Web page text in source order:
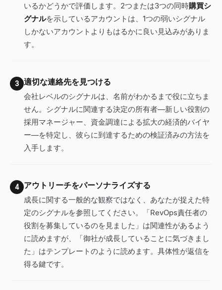
いるかどうかで評価します。2つまたは3つの同時購買シ
グナルを示しているアカウントは、1つの弱いシグナル
しかないアカウントよりもはるかに良い見込みがありま
す。
3 適切な連絡先を見つける
会社レベルのシグナルは、名前がわかるまで役に立ちま
せん。シグナルに関連する決定の所有者—新しい役割の
採用マネージャー、資金調達による拡大の経済的バイヤ
ー—を特定し、彼らに到達するための検証済みの方法を
入手します。
4 アウトリーチをパーソナライズする
成長に関する一般的な観察ではなく、あなたが捉えた特
定のシグナルを参照してください。「RevOps責任者の
役割を募集しているのを見ました」は関連性があるよう
に読めますが、「御社が成長していることに気づきまし
た」はテンプレートのように読めます。具体性が返信を
得る鍵です。